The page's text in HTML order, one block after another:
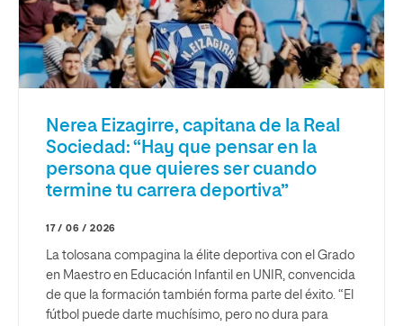
Nerea Eizagirre, capitana de la Real
Sociedad: “Hay que pensar en la
persona que quieres ser cuando
termine tu carrera deportiva”
17 / 06 / 2026
La tolosana compagina la élite deportiva con el Grado
en Maestro en Educación Infantil en UNIR, convencida
de que la formación también forma parte del éxito. “El
fútbol puede darte muchísimo, pero no dura para